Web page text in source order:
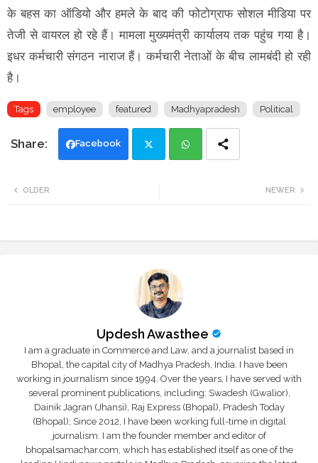
के बहस का ऑडियो और हमले के बाद की फोटोग्राफ सोशल मीडिया पर
तेजी से वायरल हो रहे हैं। मामला मुख्यमंत्री कार्यालय तक पहुंच गया है।
इधर कर्मचारी संगठन नाराज हैं। कर्मचारी नेताओं के बीच लामबंदी हो रही
है।
Tags employee featured Madhyapradesh Political
Facebook
NEWER
OLDER
Updesh Awasthee
I am a graduate in Commerce and Law, and a journalist based in
Bhopal, the capital city of Madhya Pradesh, India. I have been
working in journalism since 1994. Over the years, I have served with
several prominent publications, including: Swadesh (Gwalior),
Dainik Jagran (Jhansi), Raj Express (Bhopal), Pradesh Today
(Bhopal); Since 2012, I have been working full-time in digital
journalism. I am the founder member and editor of
bhopalsamachar.com, which has established itself as one of the